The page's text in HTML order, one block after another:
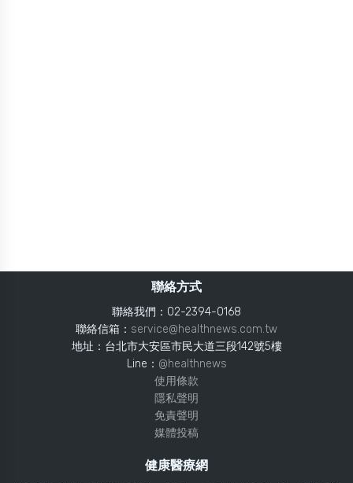
聯絡方式
聯絡我們：02-2394-0168
聯絡信箱： service@healthnews.com.tw
地址：台北市大安區市民大道三段142號5樓
Line： @healthnews
使用條款
隱私聲明
免責聲明
媒體投稿
健康醫療網